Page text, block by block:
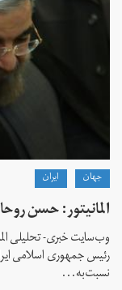
جهان ايران
المانیتور: حسن
وب‌سایت خبری- تحلیلی
رئیس جمهوری اسلامی
نسبت‌به...